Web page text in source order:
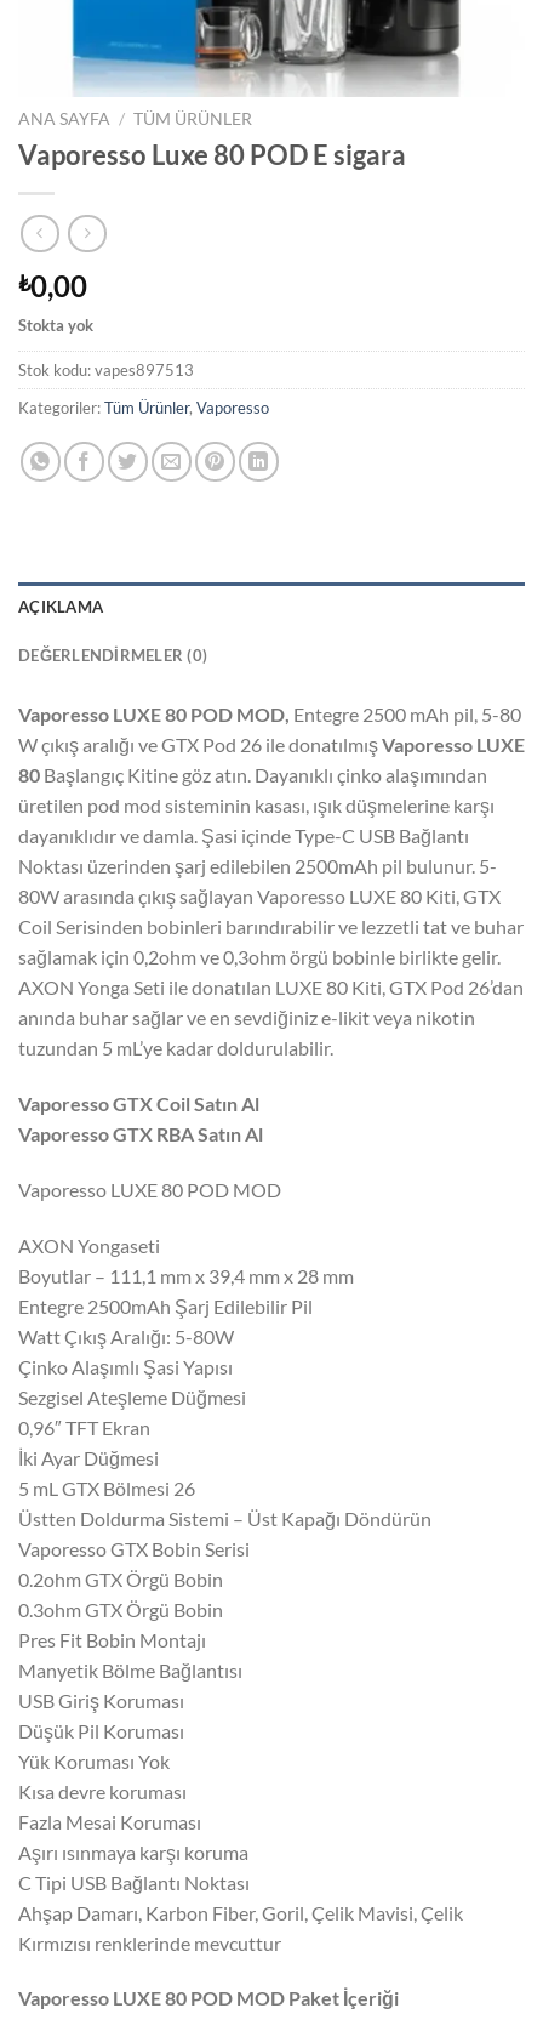
ANA SAYFA / TÜM ÜRÜNLER
Vaporesso Luxe 80 POD E sigara
₺0,00
Stokta yok
Stok kodu:vapes897513
Kategoriler:Tüm Ürünler, Vaporesso
AÇIKLAMA
DEĞERLENDIRMELER (0)
Vaporesso LUXE 80 POD MOD, Entegre 2500 mAh pil, 5-80
W çıkış aralığı ve GTX Pod 26 ile donatılmışVaporesso LUXE
80 Başlangıç Kitine göz atın. Dayanıklı çinko alaşımından
üretilen pod mod sisteminin kasası, ışık düşmelerine karşı
dayanıklıdır ve damla. Şasi içinde Type-C USB Bağlantı
Noktası üzerinden şarj edilebilen 2500mAh pil bulunur. 5-
80W arasında çıkış sağlayan Vaporesso LUXE 80 Kiti, GTX
Coil Serisinden bobinleri barındırabilir ve lezzetli tat ve buhar
sağlamak için 0,2ohm ve 0,3ohm örgü bobinle birlikte gelir.
AXON Yonga Seti ile donatılan LUXE 80 Kiti, GTX Pod 26’dan
anında buhar sağlar ve en sevdiğiniz e-likit veya nikotin
tuzundan 5 mL’ye kadar doldurulabilir.
Vaporesso GTX Coil Satın Al
Vaporesso GTX RBA Satın Al
Vaporesso LUXE 80 POD MOD
AXON Yongaseti
Boyutlar – 111,1 mm x 39,4 mm x 28 mm
Entegre 2500mAh Şarj Edilebilir Pil
Watt Çıkış Aralığı: 5-80W
Çinko Alaşımlı Şasi Yapısı
Sezgisel Ateşleme Düğmesi
0,96″ TFT Ekran
İki Ayar Düğmesi
5 mL GTX Bölmesi 26
Üstten Doldurma Sistemi – Üst Kapağı Döndürün
Vaporesso GTX Bobin Serisi
0.2ohm GTX Örgü Bobin
0.3ohm GTX Örgü Bobin
Pres Fit Bobin Montajı
Manyetik Bölme Bağlantısı
USB Giriş Koruması
Düşük Pil Koruması
Yük Koruması Yok
Kısa devre koruması
Fazla Mesai Koruması
Aşırı ısınmaya karşı koruma
C Tipi USB Bağlantı Noktası
Ahşap Damarı, Karbon Fiber, Goril, Çelik Mavisi, Çelik
Kırmızısı renklerinde mevcuttur
Vaporesso LUXE 80 POD MOD Paket İçeriği